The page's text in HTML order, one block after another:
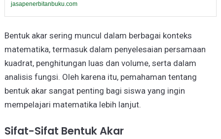
jasapenerbitanbuku.com
Bentuk akar sering muncul dalam berbagai konteks
matematika, termasuk dalam penyelesaian persamaan
kuadrat, penghitungan luas dan volume, serta dalam
analisis fungsi. Oleh karena itu, pemahaman tentang
bentuk akar sangat penting bagi siswa yang ingin
mempelajari matematika lebih lanjut.
Sifat-Sifat Bentuk Akar